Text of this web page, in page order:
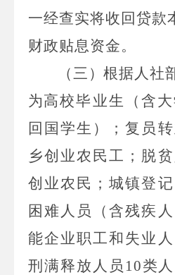
一经查实将收回贷款
财政贴息资金。
（三）根据人社
为高校毕业生（含
回国学生）；复员
乡创业农民工；脱
创业农民；城镇登
困难人员（含残疾
能企业职工和失业
刑满释放人员 10类